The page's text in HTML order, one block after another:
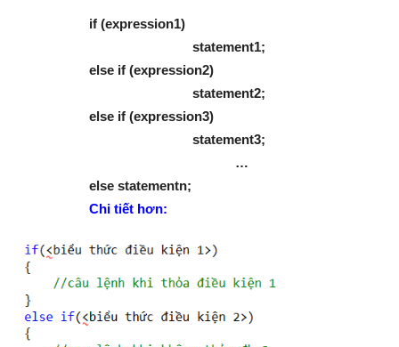
if (expression1)
statement1;
else if (expression2)
statement2;
else if (expression3)
statement3;
…
else statementn;
Chi tiết hơn: